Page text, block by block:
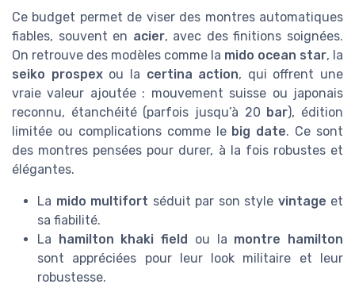
Ce budget permet de viser des montres automatiques
fiables, souvent en acier, avec des finitions soignées.
On retrouve des modèles comme la mido ocean star, la
seiko prospexou la certina action, qui offrent une
vraie valeur ajoutée : mouvement suisse ou japonais
reconnu, étanchéité (parfois jusqu’à 20 bar), édition
limitée ou complications comme le big date. Ce sont
des montres pensées pour durer, à la fois robustes et
élégantes.
La mido multifort séduit par son style vintage et
sa fiabilité.
La
hamilton khaki field ou la montre hamilton
sont appréciées pour leur look militaire et leur
robustesse.